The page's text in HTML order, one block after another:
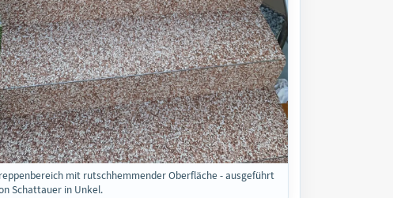
mit rutschhemmender Oberfläche - ausgeführt
Schattauer in Unkel.